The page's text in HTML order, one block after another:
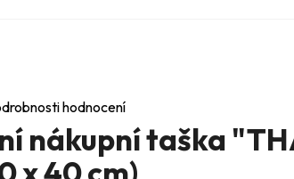
hodnocení
nákupní taška